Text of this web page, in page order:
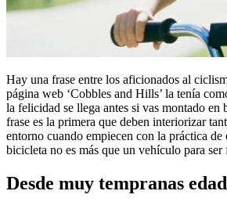
Hay una frase entre los aficionados al
página web ‘Cobbles and Hills’ la tenía
la felicidad se llega antes si vas montado en
frase es la primera que deben interiorizar
entorno cuando empiecen con la práctica de
bicicleta no es más que un vehículo para ser
Desde muy tempranas